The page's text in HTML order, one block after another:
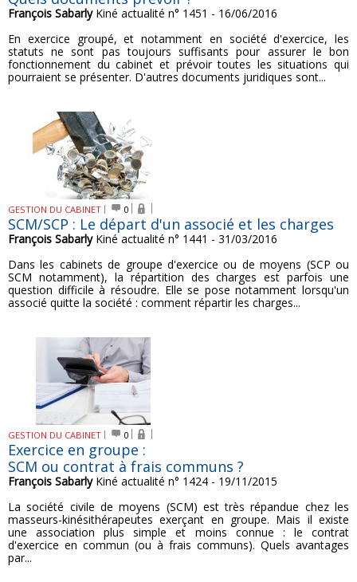
François SabarlyKiné actualité n° 1451 - 16/06/2016
En exercice groupé, et notamment en société d'exercice, les
statuts ne sont pas toujours suffisants pour assurer le bon
fonctionnement du cabinet et prévoir toutes les situations qui
pourraient se présenter. D'autres documents juridiques sont...
GESTION DU CABINET 0
SCM/SCP : Le départ d'un associé et les charges
François SabarlyKiné actualité n° 1441 - 31/03/2016
Dans les cabinets de groupe d'exercice ou de moyens (SCP ou
SCM notamment), la répartition des charges est parfois une
question difficile à résoudre. Elle se pose notamment lorsqu'un
associé quitte la société : comment répartir les charges...
GESTION DU CABINET 0
Exercice en groupe :
SCM ou contrat à frais communs ?
François SabarlyKiné actualité n° 1424 - 19/11/2015
La société civile de moyens (SCM) est très répandue chez les
masseurs-kinésithérapeutes exerçant en groupe. Mais il existe
une association plus simple et moins connue : le contrat
d'exercice en commun (ou à frais communs). Quels avantages
par...